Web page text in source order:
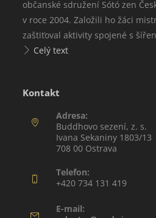
občanské sdružení Sótó zen
v roce 2004. Založili ho žáci
zaštiťoval aktivity spojené s
Celý text
Kontakt
Adresa:
Buddhovo sezení, z. s.
Ivana Sekaniny 1803/13
708 00 Ostrava
Telefon:
+420 734 131 419
E-mail: